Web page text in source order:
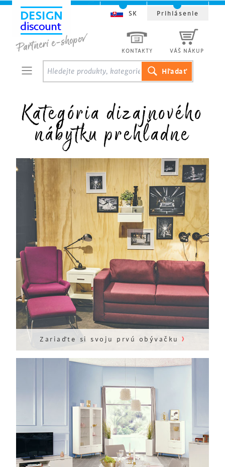
Kategória dizajnového
nábytku prehľadne
Zariaďte si svoju prvú obývačku ›
KONTAKTY VÁŠ NÁKUP
SK Prihlásenie